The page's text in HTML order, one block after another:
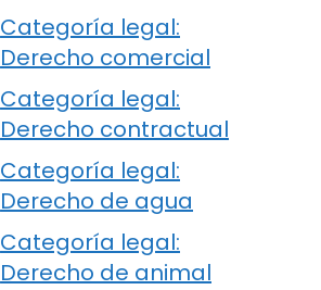
Categoría legal:
Derecho comercial
Categoría legal:
Derecho contractual
Categoría legal:
Derecho de agua
Categoría legal:
Derecho de animal